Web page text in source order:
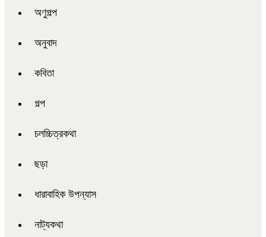
অণুগল্প
অনুবাদ
কবিতা
গল্প
চলচ্চিত্রকথা
ছড়া
ধারাবাহিক উপন্যাস
নাট্যকথা